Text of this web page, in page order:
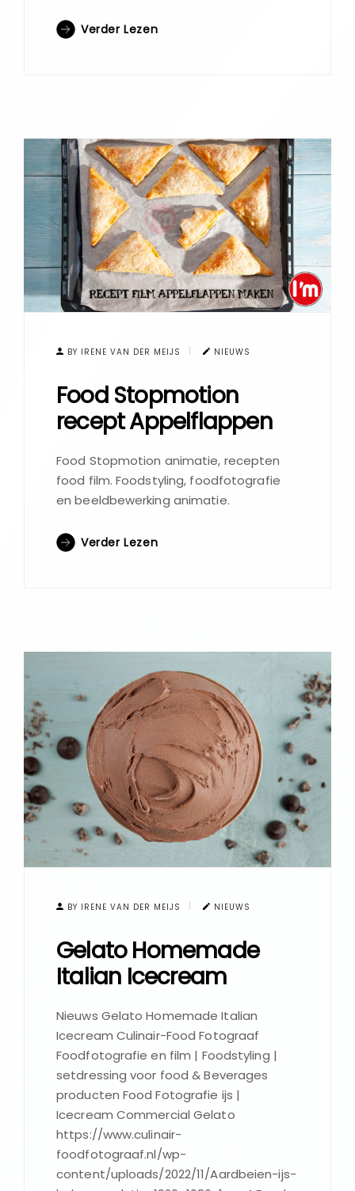
Verder Lezen
BY IRENE VAN DER MEIJS NIEUWS
Food Stopmotion
recept Appelflappen
Food Stopmotion animatie, recepten
food film. Foodstyling, foodfotografie
en beeldbewerking animatie.
Verder Lezen
BY IRENE VAN DER MEIJS NIEUWS
Gelato Homemade
Italian Icecream
Nieuws Gelato Homemade Italian
Icecream Culinair-Food Fotograaf
Foodfotografie en film | Foodstyling |
setdressing voor food & Beverages
producten Food Fotografie ijs |
Icecream Commercial Gelato
https://www.culinair-
foodfotograaf.nl/wp-
content/uploads/2022/11/Aardbeien-ijs-